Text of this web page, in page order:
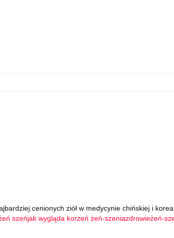
cenionych ziół w medycynie chińskiej i
szeńjak wygląda korzeń żeń-szeniazdrowieżeń-